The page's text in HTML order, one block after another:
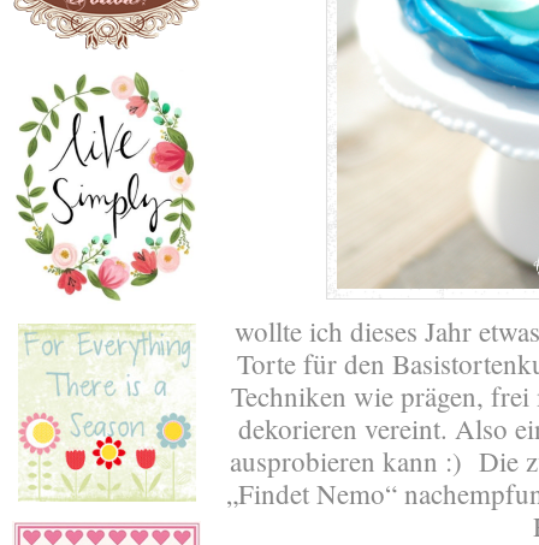
wollte ich dieses Jahr
Torte für den
Techniken wie prägen,
dekorieren vereint. Also
ausprobieren kann :) Die
„Findet Nemo“